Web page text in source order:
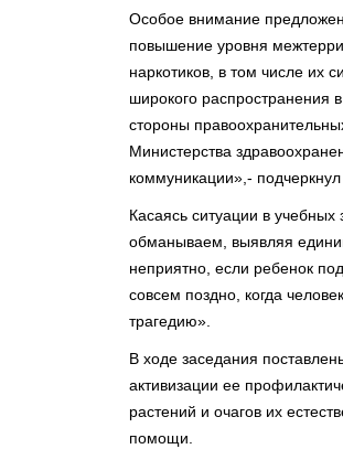
Особое внимание
повышение уровня
наркотиков, в том числе их
широкого распространения
стороны
Министерства
коммуникации»,-
Касаясь ситуации в
обманываем, выявляя
неприятно, если ребенок
совсем поздно, когда
трагедию».
В ходе заседания
активизации ее
растений и очагов их
помощи.